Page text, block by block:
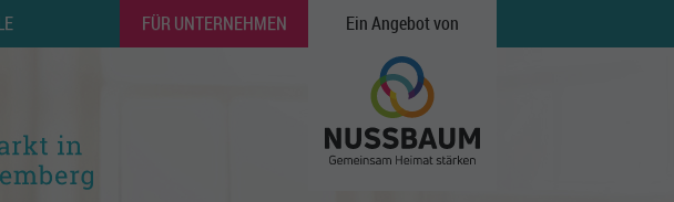
FÜR UNTERNEHMEN Ein Angebot von